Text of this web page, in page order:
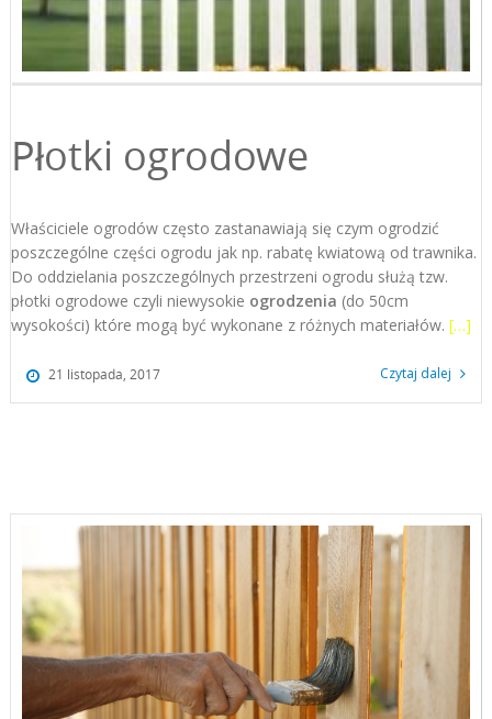
Płotki ogrodowe
Właściciele ogrodów często zastanawiają się czym ogrodzić
poszczególne części ogrodu jak np. rabatę kwiatową od trawnika.
Do oddzielania poszczególnych przestrzeni ogrodu służą tzw.
płotki ogrodowe czyli niewysokie ogrodzenia (do 50cm
wysokości) które mogą być wykonane z różnych materiałów. […]
21 listopada, 2017 Czytaj dalej